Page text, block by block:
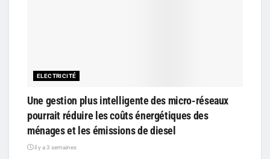
ELECTRICITÉ
Une gestion plus intelligente des micro-réseaux
pourrait réduire les coûts énergétiques des
ménages et les émissions de diesel
il y a 3 semaines